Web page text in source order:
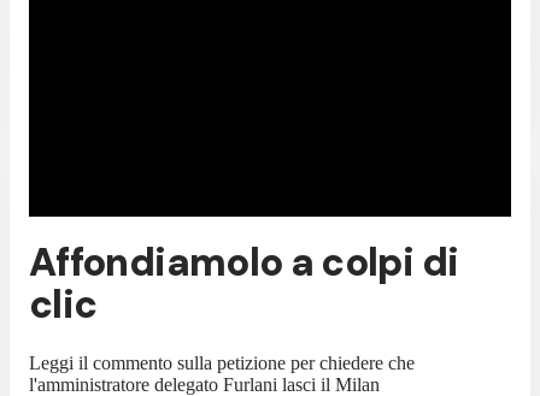
Affondiamolo a colpi di
clic
Leggi il commento sulla petizione per chiedere che
l'amministratore delegato Furlani lasci il Milan